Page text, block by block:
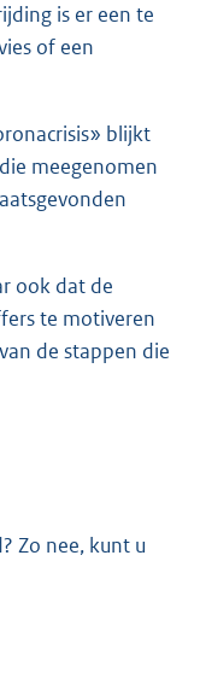
is er een te
of een
blijkt
meegenomen
ook dat de
te motiveren
de stappen die
Zo nee, kunt u